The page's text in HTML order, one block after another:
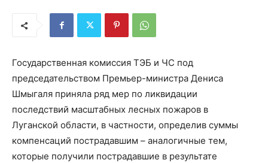
Государственная комиссия ТЭБ и ЧС под
председательством Премьер-министра Дениса
Шмыгаля приняла ряд мер по ликвидации
последствий масштабных лесных пожаров в
Луганской области, в частности, определив суммы
компенсаций пострадавшим – аналогичные тем,
которые получили пострадавшие в результате